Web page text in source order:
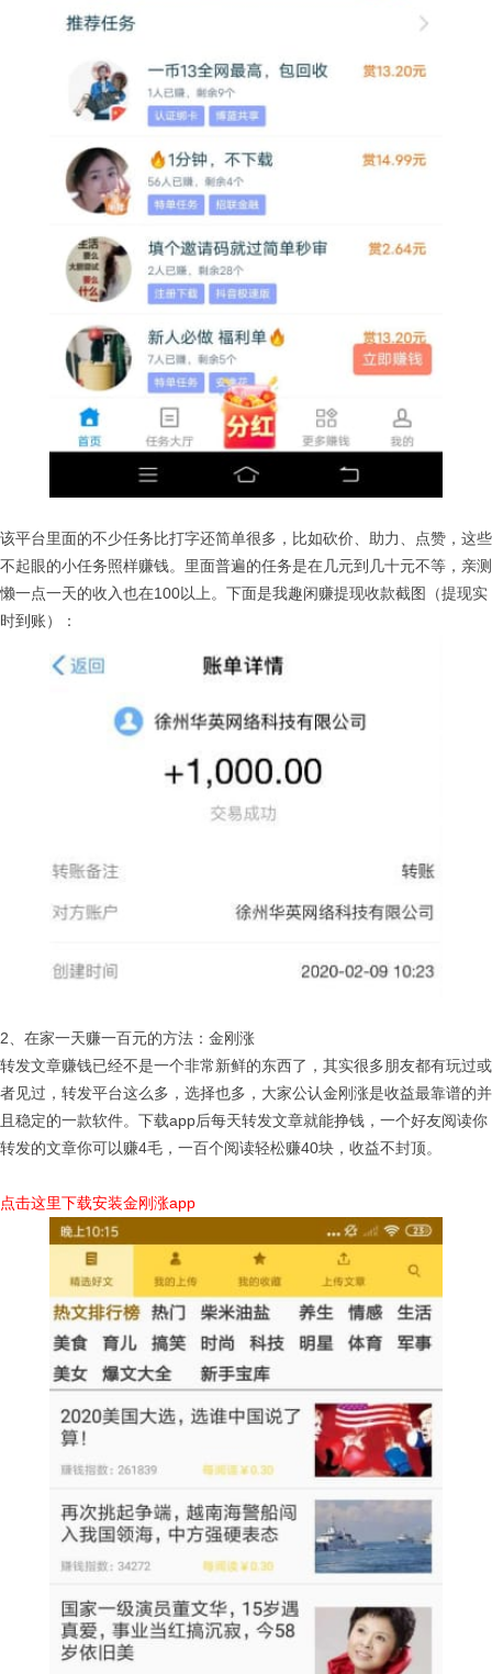
该平台里面的不少任务比打字还简单很多，比如砍价、助力、点赞，这些
不起眼的小任务照样赚钱。里面普遍的任务是在几元到几十元不等，亲测
懒一点一天的收入也在100以上。下面是我趣闲赚提现收款截图（提现实
时到账）：
2、在家一天赚一百元的方法：金刚涨
转发文章赚钱已经不是一个非常新鲜的东西了，其实很多朋友都有玩过或
者见过，转发平台这么多，选择也多，大家公认金刚涨是收益最靠谱的并
且稳定的一款软件。下载app后每天转发文章就能挣钱，一个好友阅读你
转发的文章你可以赚4毛，一百个阅读轻松赚40块，收益不封顶。
点击这里下载安装金刚涨app